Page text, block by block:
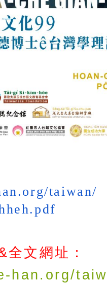
taiwan/
文網址：
han.org/